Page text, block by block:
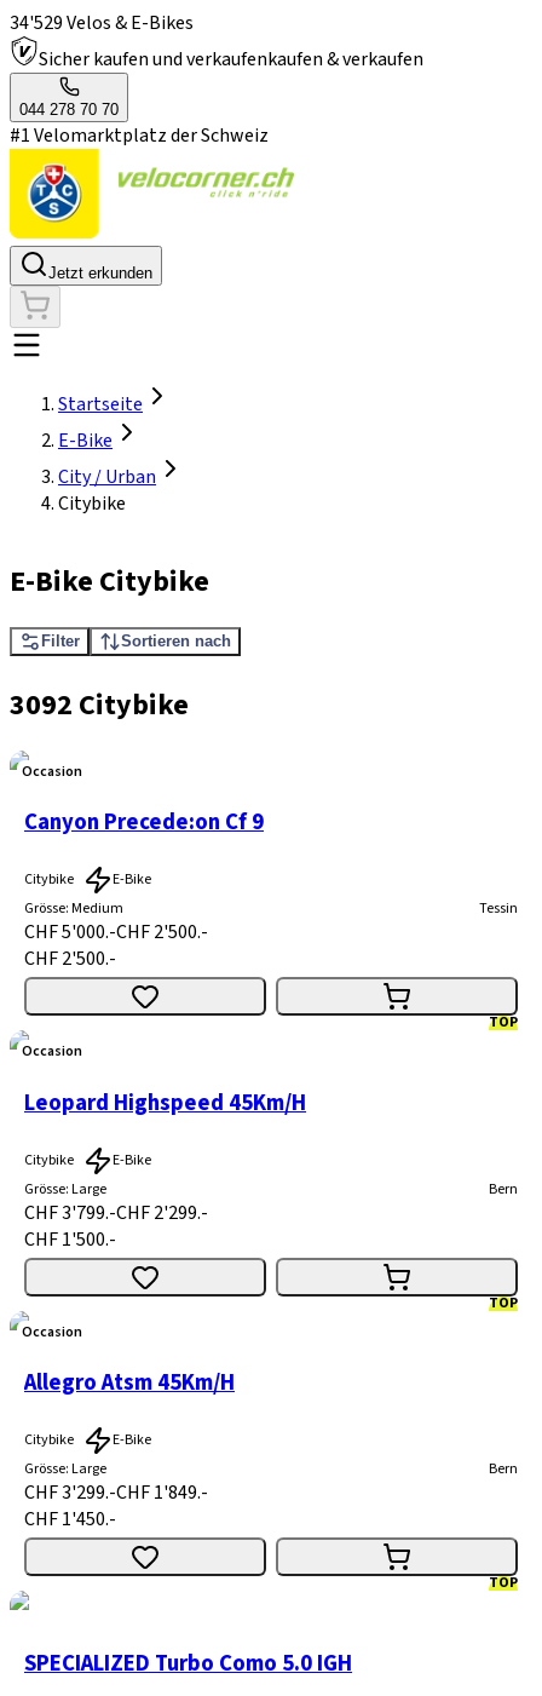
34'529 Velos & E-Bikes
Sicher kaufen und verkaufenkaufen & verkaufen
044 278 70 70
#1 Velomarktplatz der Schweiz
Jetzt erkunden
Startseite
E-Bike
City / Urban
Citybike
E-Bike Citybike
Filter Sortieren nach
3092 Citybike
Occasion
TOP
Canyon Precede:on Cf 9
Citybike
E-Bike
Grösse:Medium Tessin
CHF 5'000.-CHF 2'500.-
CHF 2'500.-
Occasion
TOP
Leopard Highspeed 45Km/H
Citybike
E-Bike
Grösse:Large Bern
CHF 3'799.-CHF 2'299.-
CHF 1'500.-
Occasion
TOP
Allegro Atsm 45Km/H
Citybike
E-Bike
Grösse:Large Bern
CHF 3'299.-CHF 1'849.-
CHF 1'450.-
SPECIALIZED Turbo Como 5.0 IGH